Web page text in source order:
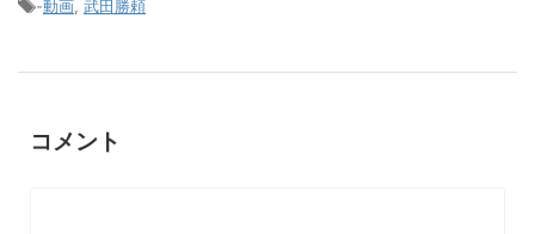
-動画 武田勝頼
コメント